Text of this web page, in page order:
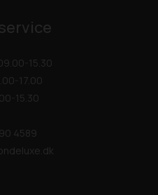
15.30
17.00
15.30
4589